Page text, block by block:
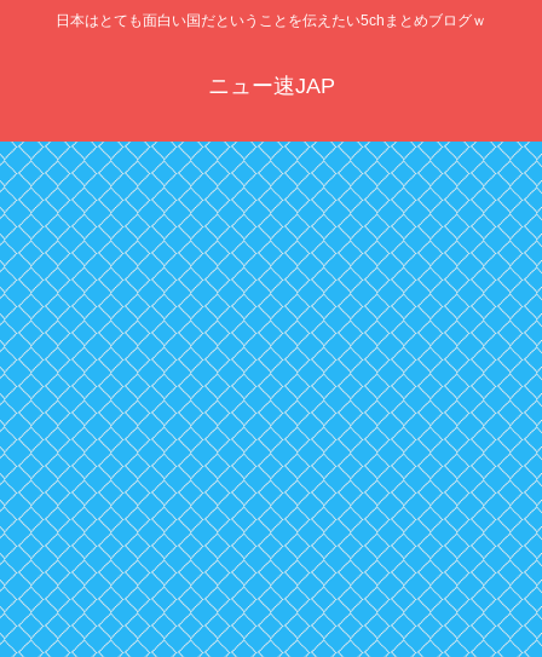
日本はとても面白い国だということを伝えたい5chまとめブログｗ
ニュー速JAP